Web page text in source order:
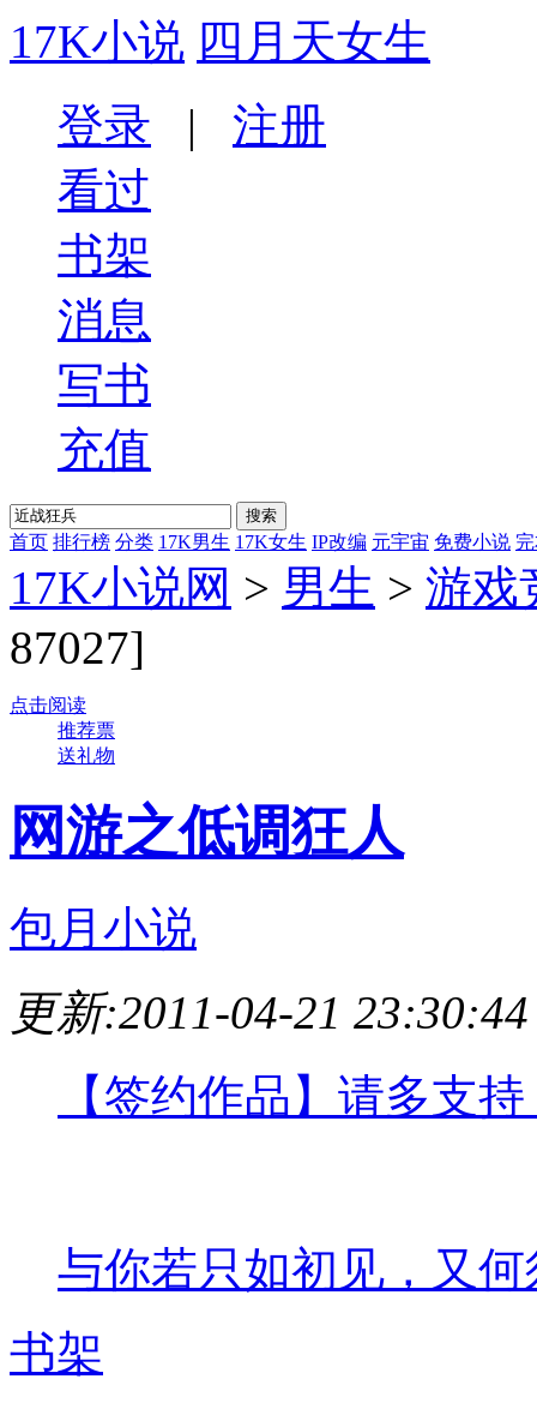
17K小说 四月天女生
登录 | 注册
看过
书架
消息
写书
充值
首页 排行榜 分类 17K男生 17K女生 IP改编 元宇宙 免费小说
17K小说网 > 男生 > 游戏
87027]
点击阅读
推荐票
送礼物
网游之低调狂人
包月小说
更新:2011-04-21 23:30:44
【签约作品】请多支
与你若只如初见，又
书架